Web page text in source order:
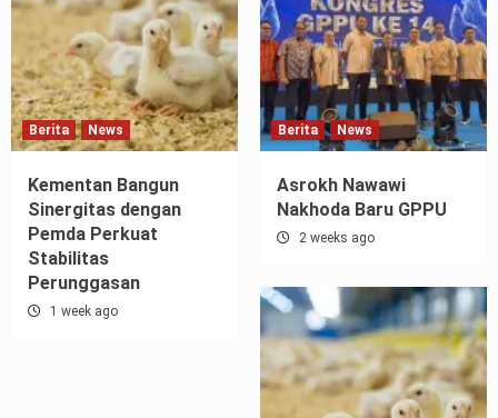
Berita News
Kementan Bangun
Sinergitas dengan
Pemda Perkuat
Stabilitas
Perunggasan
1 week ago
Berita News
Asrokh Nawawi
Nakhoda Baru GPPU
2 weeks ago